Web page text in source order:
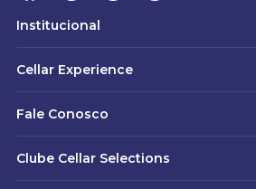
Institucional
Cellar Experience
Fale Conosco
Clube Cellar Selections